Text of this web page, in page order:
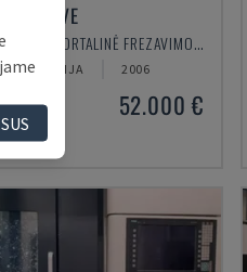
K2X 8 FIVE
HURON - PORTALINĖ FREZAVIMO STAKLĖS
2006
52.000 €